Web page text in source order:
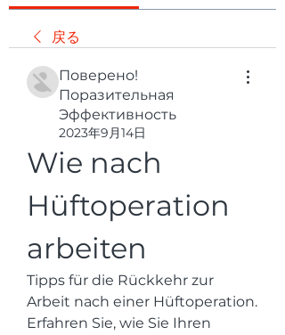
戻る
Поверено!
Поразительная
Эффективность
2023年9月14日
Wie nach
Hüftoperation
arbeiten
Tipps für die Rückkehr zur
Arbeit nach einer Hüftoperation.
Erfahren Sie, wie Sie Ihren